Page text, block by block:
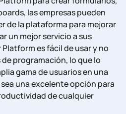
las empresas pueden
de la plataforma para mejorar
un mejor servicio a sus
es fácil de usar y no
programación, lo que lo
gama de usuarios en una
una excelente opción para
de cualquier